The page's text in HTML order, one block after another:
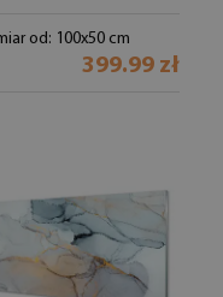
od: 100x50 cm
399.99 zł